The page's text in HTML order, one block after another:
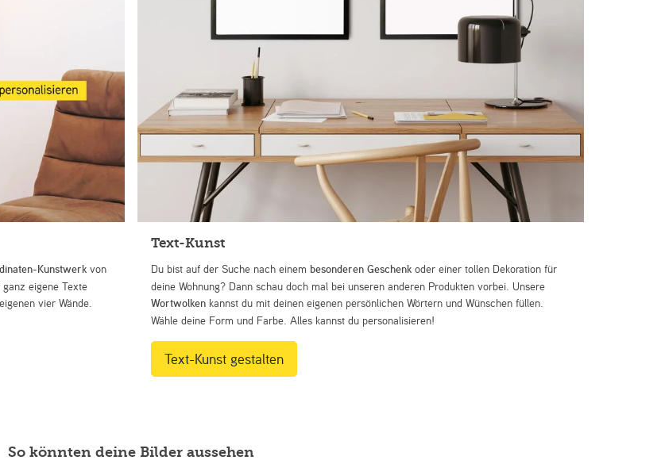
Kunstwerk von
eigene Texte
vier Wände.
Text-Kunst
Du bist auf der Suche nach einem besonderen Geschenk oder einer tollen Dekoration für
deine Wohnung? Dann schau doch mal bei unseren anderen Produkten vorbei. Unsere
Wortwolken kannst du mit deinen eigenen persönlichen Wörtern und Wünschen füllen.
Wähle deine Form und Farbe. Alles kannst du personalisieren!
Text-Kunst gestalten
So könnten deine Bilder aussehen